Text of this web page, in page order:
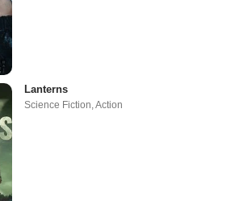
Lanterns
Science Fiction,Action